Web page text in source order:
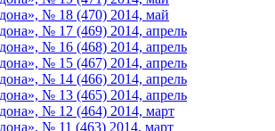
№ 18 (470) 2014, май
№ 17 (469) 2014, апрель
№ 16 (468) 2014, апрель
№ 15 (467) 2014, апрель
№ 14 (466) 2014, апрель
№ 13 (465) 2014, апрель
№ 12 (464) 2014, март
№ 11 (463) 2014, март